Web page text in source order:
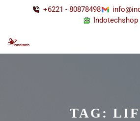
+6221 - 80878498
Indotechshop
TAG: